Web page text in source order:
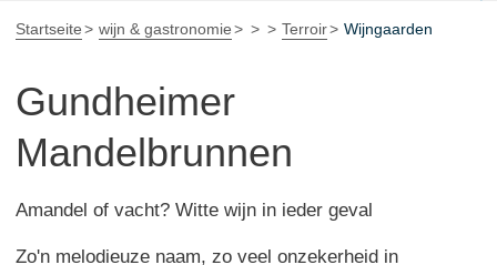
Startseite wijn & gastronomie Terroir Wijngaarden
Gundheimer
Mandelbrunnen
Amandel of vacht? Witte wijn in ieder geval
Zo'n melodieuze naam, zo veel onzekerheid in